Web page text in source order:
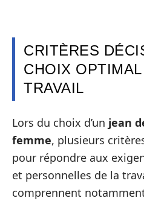
CRITÈRES
CHOIX
TRAVAIL
Lors du choix d’un jean
femme, plusieurs
pour répondre aux
et personnelles de la
comprennent